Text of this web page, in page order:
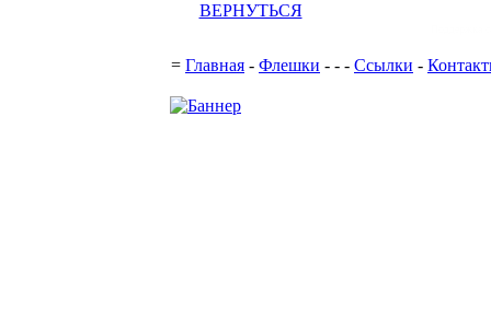
ВЕРНУТЬСЯ
= Главная - Флешки - - - Ссылки -